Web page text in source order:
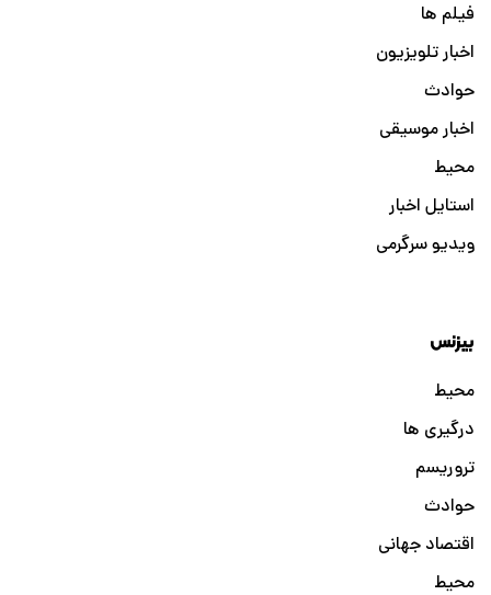
فیلم ها
اخبار تلویزیون
حوادث
اخبار موسیقی
محیط
استایل اخبار
ویدیو سرگرمی
بیزنس
محیط
درگیری ها
تروریسم
حوادث
اقتصاد جهانی
محیط